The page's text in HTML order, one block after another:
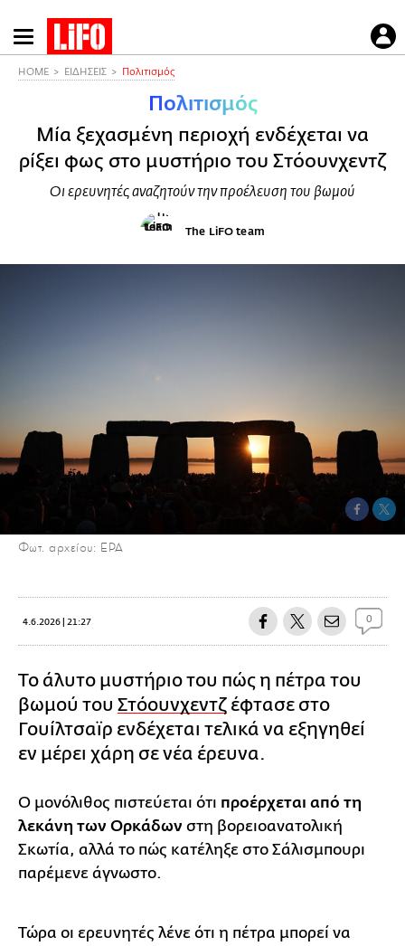
Παράκαμψη
προς
HOME ΕΙΔΗΣΕΙΣ Πολιτισμός
Πολιτισμός
Μία ξεχασμένη περιοχή ενδέχεται να
ρίξει φως στο μυστήριο του Στόουνχεντζ
Οι ερευνητές αναζητούν την προέλευση του βωμού
The LiFO team
Φωτ. αρχείου: ΕΡΑ
4.6.2026 | 21:27 0
Το άλυτο μυστήριο του πώς η πέτρα του
βωμού του Στόουνχεντζ έφτασε στο
Γουίλτσαϊρ ενδέχεται τελικά να εξηγηθεί
εν μέρει χάρη σε νέα έρευνα.
Ο μονόλιθος πιστεύεται ότι προέρχεται από τη
λεκάνη των Ορκάδων στη βορειοανατολική
Σκωτία, αλλά το πώς κατέληξε στο Σάλισμπουρι
παρέμενε άγνωστο.
Τώρα οι ερευνητές λένε ότι η πέτρα μπορεί να